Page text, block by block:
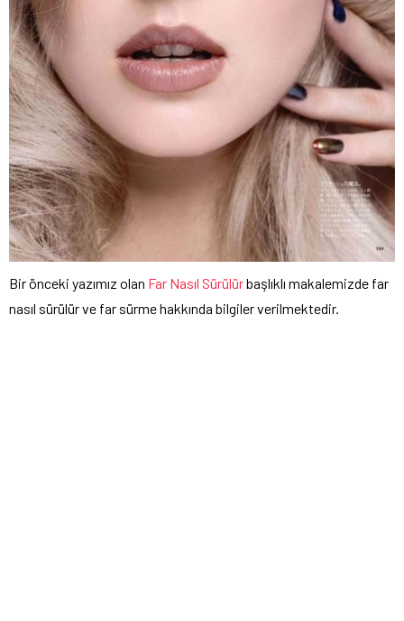
Bir önceki yazımız olan Far Nasıl Sürülürbaşlıklı makalemizde far
nasıl sürülür ve far sürme hakkında bilgiler verilmektedir.